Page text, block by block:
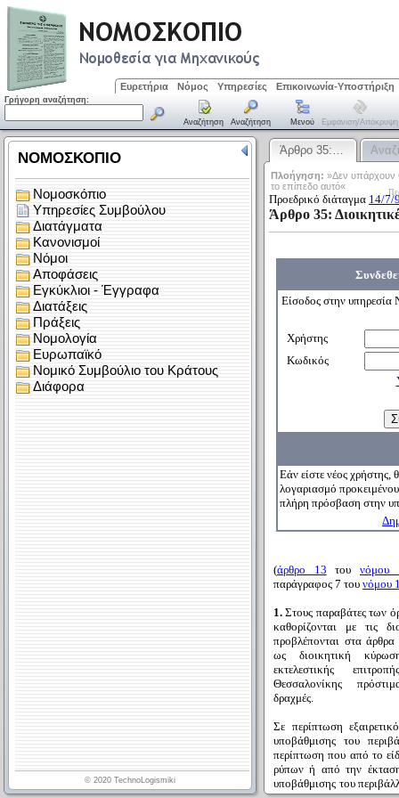
Ευρετήρια Νόμος Υπηρεσίες Επικοινωνία-Υποστήριξη
Γρήγορη αναζήτηση:
Αναζήτηση Αναζήτηση Μενού Εμφάνιση/απόκρυψη
Άρθρο 35:…